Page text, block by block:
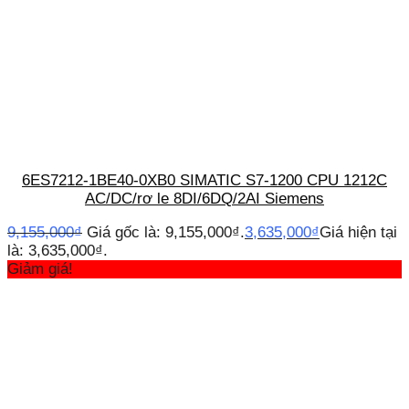
6ES7212-1BE40-0XB0 SIMATIC S7-1200 CPU 1212C
AC/DC/rơ le 8DI/6DQ/2AI Siemens
9,155,000₫ Giá gốc là: 9,155,000₫.3,635,000₫Giá hiện tại
là: 3,635,000₫.
Giảm giá!